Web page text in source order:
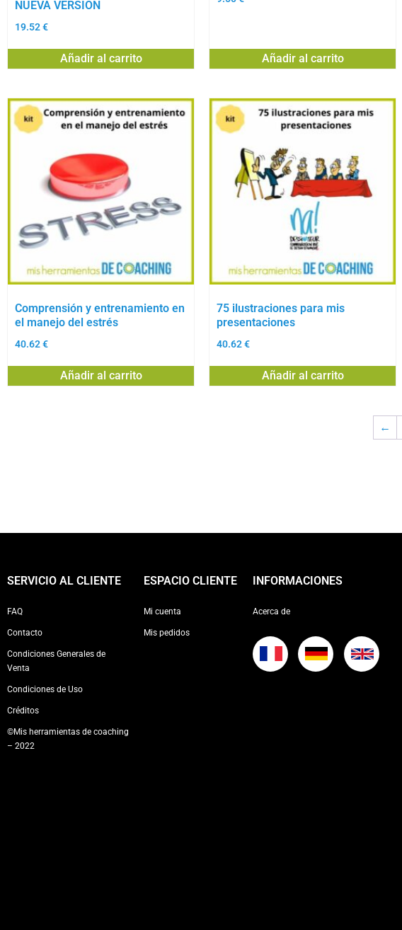
NUEVA VERSION
19.52€
Añadir al carrito Añadir al carrito
Comprensión y entrenamiento en
el manejo del estrés
40.62€
Añadir al carrito
75 ilustraciones para mis
presentaciones
40.62€
Añadir al carrito
←
SERVICIO AL CLIENTE
FAQ
Contacto
Condiciones Generales de
Venta
Condiciones de Uso
Créditos
©Mis herramientas de coaching
– 2022
ESPACIO CLIENTE
Mi cuenta
Mis pedidos
INFORMACIONES
Acerca de